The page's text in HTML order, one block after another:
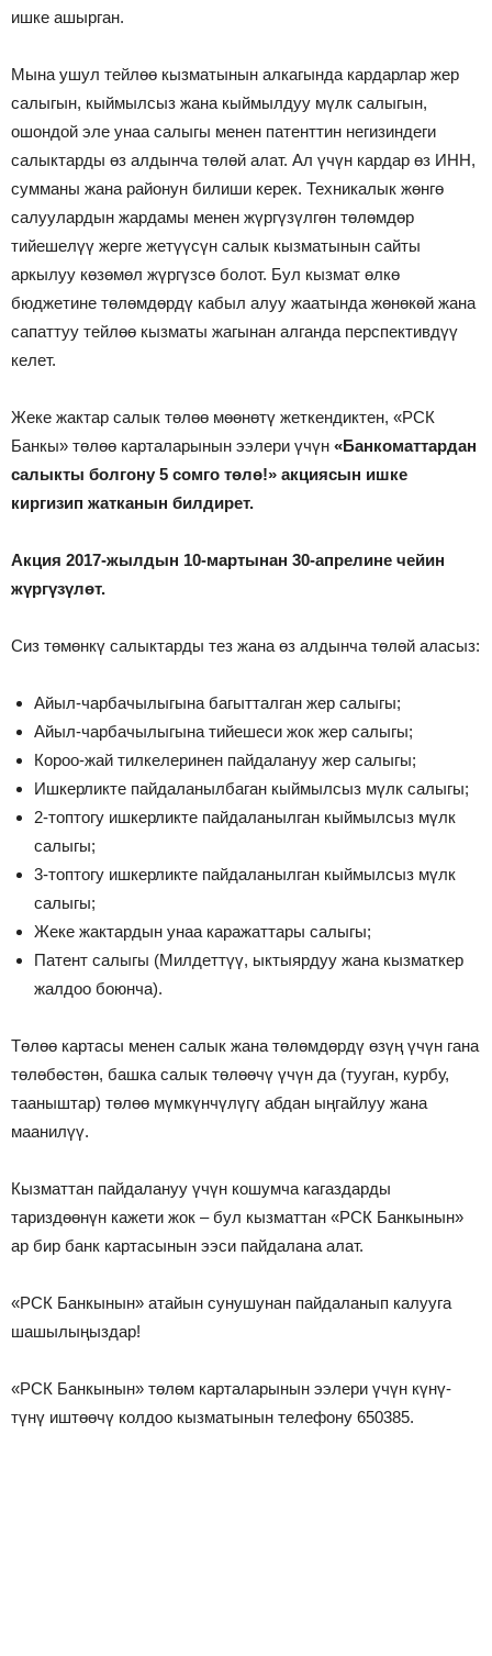
ишке ашырган.
Мына ушул тейлөө кызматынын алкагында кардарлар жер
салыгын, кыймылсыз жана кыймылдуу мүлк салыгын,
ошондой эле унаа салыгы менен патенттин негизиндеги
салыктарды өз алдынча төлөй алат. Ал үчүн кардар өз ИНН,
сумманы жана районун билиши керек. Техникалык жөнгө
салуулардын жардамы менен жүргүзүлгөн төлөмдөр
тийешелүү жерге жетүүсүн салык кызматынын сайты
аркылуу көзөмөл жүргүзсө болот. Бул кызмат өлкө
бюджетине төлөмдөрдү кабыл алуу жаатында жөнөкөй жана
сапаттуу тейлөө кызматы жагынан алганда перспективдүү
келет.
Жеке жактар салык төлөө мөөнөтү жеткендиктен, «РСК
Банкы» төлөө карталарынын ээлери үчүн «Банкоматтардан
салыкты болгону 5 сомго төлө!» акциясын ишке
киргизип жатканын билдирет.
Акция 2017-жылдын 10-мартынан 30-апрелине чейин
жүргүзүлөт.
Сиз төмөнкү салыктарды тез жана өз алдынча төлөй аласыз:
Айыл-чарбачылыгына багытталган жер салыгы;
Айыл-чарбачылыгына тийешеси жок жер салыгы;
Короо-жай тилкелеринен пайдалануу жер салыгы;
Ишкерликте пайдаланылбаган кыймылсыз мүлк салыгы;
2-топтогу ишкерликте пайдаланылган кыймылсыз мүлк
салыгы;
3-топтогу ишкерликте пайдаланылган кыймылсыз мүлк
салыгы;
Жеке жактардын унаа каражаттары салыгы;
Патент салыгы (Милдеттүү, ыктыярдуу жана кызматкер
жалдоо боюнча).
Төлөө картасы менен салык жана төлөмдөрдү өзүң үчүн гана
төлөбөстөн, башка салык төлөөчү үчүн да (тууган, курбу,
тааныштар) төлөө мүмкүнчүлүгү абдан ыңгайлуу жана
маанилүү.
Кызматтан пайдалануу үчүн кошумча кагаздарды
тариздөөнүн кажети жок – бул кызматтан «РСК Банкынын»
ар бир банк картасынын ээси пайдалана алат.
«РСК Банкынын» атайын сунушунан пайдаланып калууга
шашылыңыздар!
«РСК Банкынын» төлөм карталарынын ээлери үчүн күнү-
түнү иштөөчү колдоо кызматынын телефону 650385.